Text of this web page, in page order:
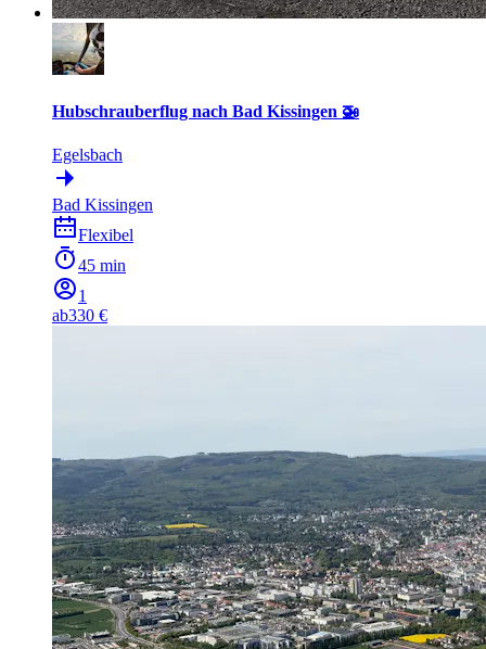
Hubschrauberflug nach Bad Kissingen 🚁
Egelsbach
Bad Kissingen
Flexibel
45 min
1
ab330 €